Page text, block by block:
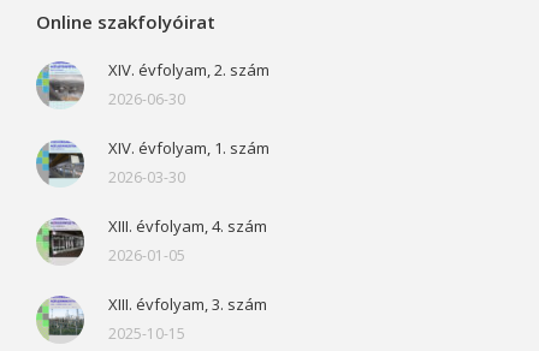
Online szakfolyóirat
XIV. évfolyam, 2. szám
2026-06-30
XIV. évfolyam, 1. szám
2026-03-30
XIII. évfolyam, 4. szám
2026-01-05
XIII. évfolyam, 3. szám
2025-10-15